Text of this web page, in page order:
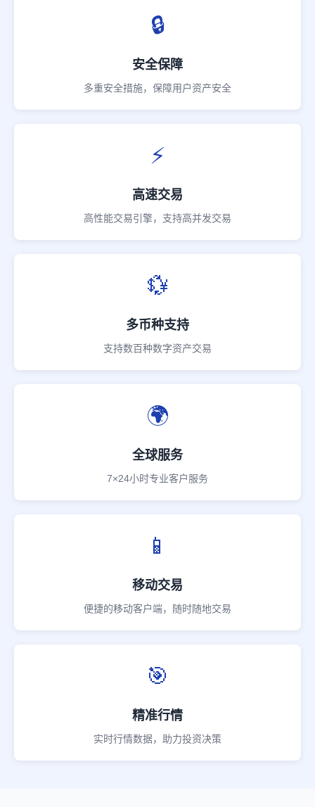
🔒
安全保障
多重安全措施，保障用户资产安全
⚡
高速交易
高性能交易引擎，支持高并发交易
💱
多币种支持
支持数百种数字资产交易
🌍
全球服务
7×24小时专业客户服务
📱
移动交易
便捷的移动客户端，随时随地交易
🎯
精准行情
实时行情数据，助力投资决策